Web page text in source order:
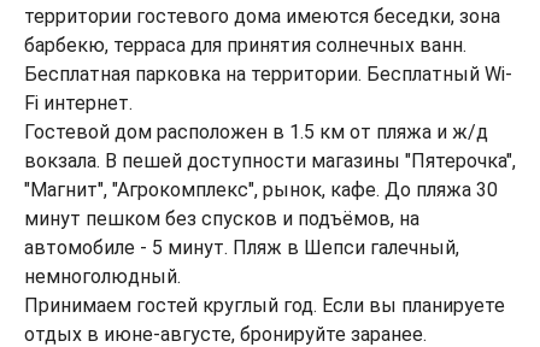
территории гостевого дома имеются беседки, зона
барбекю, терраса для принятия солнечных ванн.
Бесплатная парковка на территории. Бесплатный Wi-
Fi интернет.
Гостевой дом расположен в 1.5 км от пляжа и ж/д
вокзала. В пешей доступности магазины "Пятерочка",
"Магнит", "Агрокомплекс", рынок, кафе. До пляжа 30
минут пешком без спусков и подъёмов, на
автомобиле - 5 минут. Пляж в Шепси галечный,
немноголюдный.
Принимаем гостей круглый год. Если вы планируете
отдых в июне-августе, бронируйте заранее.